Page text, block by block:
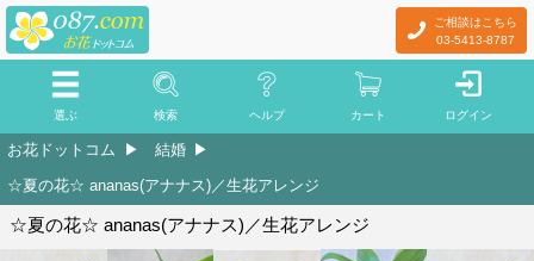
ご相談はこちら
03-5413-8787
選ぶ 検索 ヘルプ カート ログイン
お花ドットコム
結婚
☆夏の花☆ ananas(アナナス)／生花アレンジ
☆夏の花☆ ananas(アナナス)／生花アレンジ